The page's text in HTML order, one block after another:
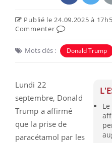
Publié le 24.09.2025 à
Commenter
Mots clés : Donald Trump
Lundi 22
septembre, Donald
Trump a affirmé
que la prise de
paracétamol par les